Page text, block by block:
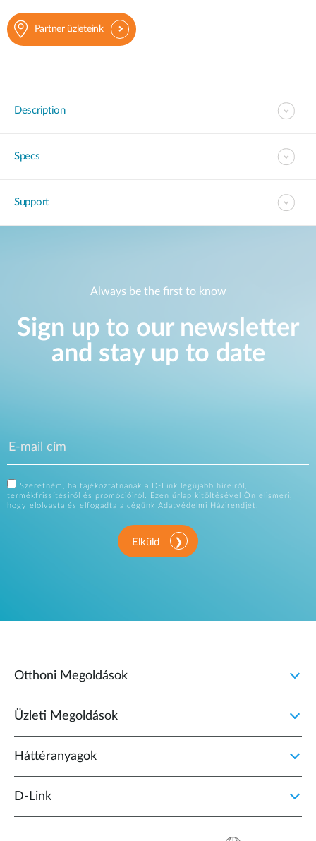
Partner üzleteink
Description
Specs
Support
Always be the first to know
Sign up to our newsletter
and stay up to date
Szeretném, ha tájékoztatnának a D-Link legújabb híreiről,
termékfrissítésiről és promócióiról. Ezen űrlap kitöltésével Ön elismeri,
hogy elolvasta és elfogadta a cégünk Adatvédelmi Házirendjét.
Elküld
Otthoni Megoldások
Üzleti Megoldások
Háttéranyagok
D‑Link